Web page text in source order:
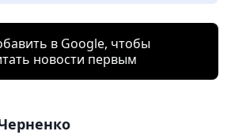
в Google, чтобы
новости первым